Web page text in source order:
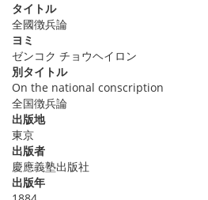
タイトル
全國徴兵論
ヨミ
ゼンコク チョウヘイロン
別タイトル
On the national conscription
全国徴兵論
出版地
東京
出版者
慶應義塾出版社
出版年